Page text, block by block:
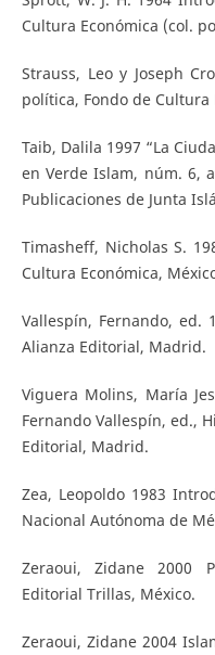
Cultura Económica (col.
Strauss, Leo y Joseph
política, Fondo de Cultura
Taib, Dalila 1997 “La
en Verde Islam, núm. 6,
Publicaciones de Junta
Timasheff, Nicholas S.
Cultura Económica,
Vallespín, Fernando, ed.
Alianza Editorial, Madrid.
Viguera Molins, María
Fernando Vallespín, ed.,
Editorial, Madrid.
Zea, Leopoldo 1983
Nacional Autónoma de
Zeraoui, Zidane 2000
Editorial Trillas, México.
Zeraoui, Zidane 2004